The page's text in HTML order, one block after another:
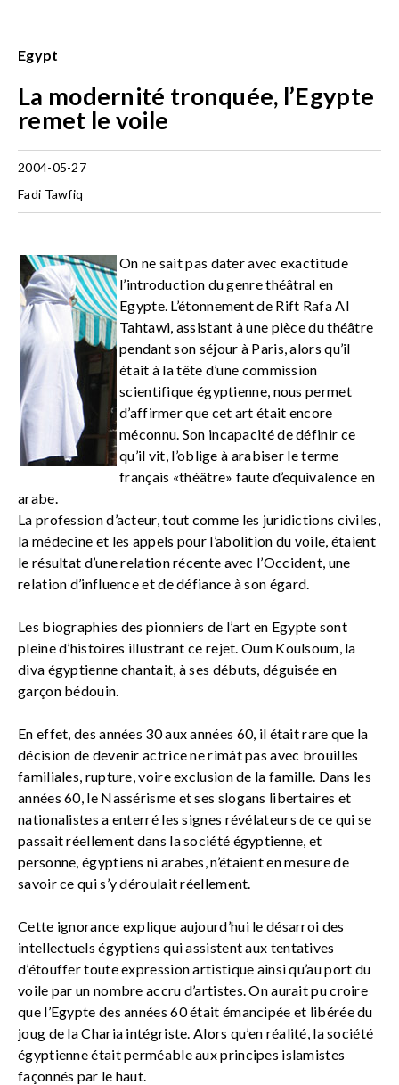
Egypt
La modernité tronquée, l’Egypte
remet le voile
2004-05-27
Fadi Tawfiq
On ne sait pas dater avec exactitude
l’introduction du genre théâtral en
Egypte. L’étonnement de Rift Rafa Al
Tahtawi, assistant à une pièce du théâtre
pendant son séjour à Paris, alors qu’il
était à la tête d’une commission
scientifique égyptienne, nous permet
d’affirmer que cet art était encore
méconnu. Son incapacité de définir ce
qu’il vit, l’oblige à arabiser le terme
français «théâtre» faute d’equivalence en
arabe.
La profession d’acteur, tout comme les juridictions civiles,
la médecine et les appels pour l’abolition du voile, étaient
le résultat d’une relation récente avec l’Occident, une
relation d’influence et de défiance à son égard.
Les biographies des pionniers de l’art en Egypte sont
pleine d’histoires illustrant ce rejet. Oum Koulsoum, la
diva égyptienne chantait, à ses débuts, déguisée en
garçon bédouin.
En effet, des années 30 aux années 60, il était rare que la
décision de devenir actrice ne rimât pas avec brouilles
familiales, rupture, voire exclusion de la famille. Dans les
années 60, le Nassérisme et ses slogans libertaires et
nationalistes a enterré les signes révélateurs de ce qui se
passait réellement dans la société égyptienne, et
personne, égyptiens ni arabes, n’étaient en mesure de
savoir ce qui s’y déroulait réellement.
Cette ignorance explique aujourd’hui le désarroi des
intellectuels égyptiens qui assistent aux tentatives
d’étouffer toute expression artistique ainsi qu’au port du
voile par un nombre accru d’artistes. On aurait pu croire
que l’Egypte des années 60 était émancipée et libérée du
joug de la Charia intégriste. Alors qu’en réalité, la société
égyptienne était perméable aux principes islamistes
façonnés par le haut.